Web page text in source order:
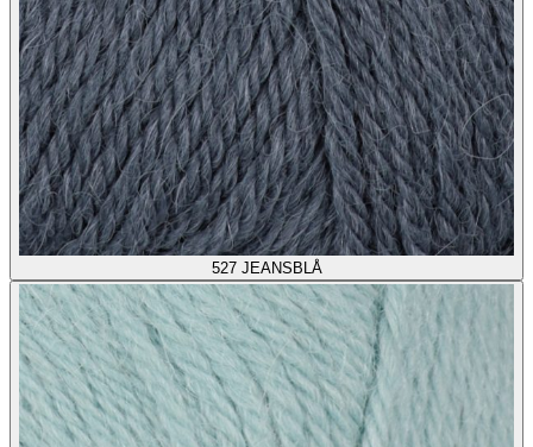
527 JEANSBLÅ